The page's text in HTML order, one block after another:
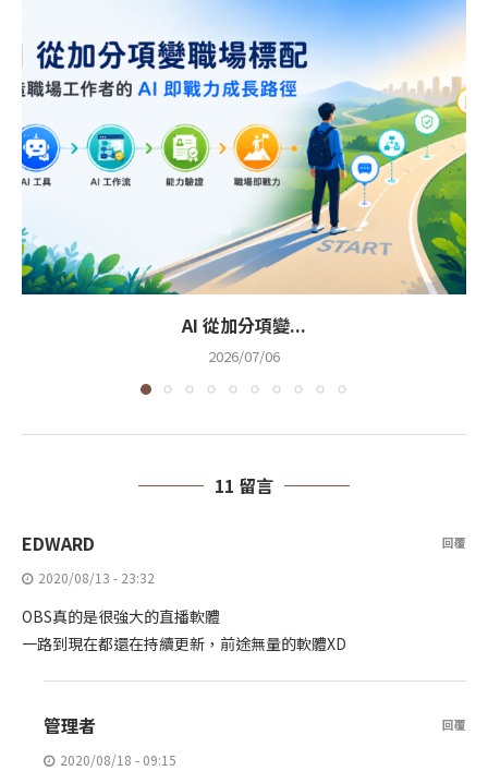
AI 從加分項變...
2026/07/06
11 留言
EDWARD
2020/08/13 - 23:32
OBS真的是很強大的直播軟體
一路到現在都還在持續更新，前途無量的軟體XD
回覆
管理者
2020/08/18 - 09:15
回覆